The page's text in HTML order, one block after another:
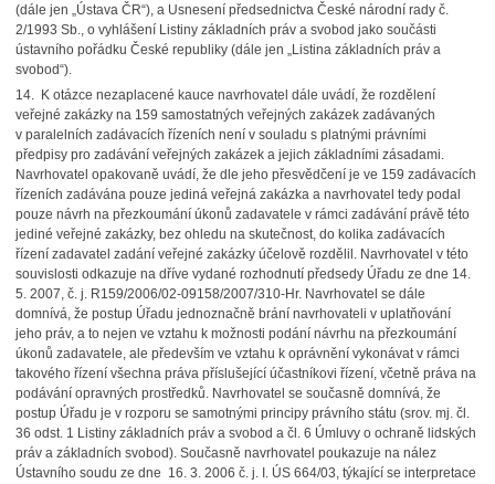
(dále jen „Ústava ČR“), a Usnesení předsednictva České národní rady č.
2/1993 Sb., o vyhlášení Listiny základních práv a svobod jako součásti
ústavního pořádku České republiky (dále jen „Listina základních práv a
svobod“).
14. K otázce nezaplacené kauce navrhovatel dále uvádí, že rozdělení
veřejné zakázky na 159 samostatných veřejných zakázek zadávaných
v paralelních zadávacích řízeních není v souladu s platnými právními
předpisy pro zadávání veřejných zakázek a jejich základními zásadami.
Navrhovatel opakovaně uvádí, že dle jeho přesvědčení je ve 159 zadávacích
řízeních zadávána pouze jediná veřejná zakázka a navrhovatel tedy podal
pouze návrh na přezkoumání úkonů zadavatele v rámci zadávání právě této
jediné veřejné zakázky, bez ohledu na skutečnost, do kolika zadávacích
řízení zadavatel zadání veřejné zakázky účelově rozdělil. Navrhovatel v této
souvislosti odkazuje na dříve vydané rozhodnutí předsedy Úřadu ze dne 14.
5. 2007, č. j. R159/2006/02-09158/2007/310-Hr. Navrhovatel se dále
domnívá, že postup Úřadu jednoznačně brání navrhovateli v uplatňování
jeho práv, a to nejen ve vztahu k možnosti podání návrhu na přezkoumání
úkonů zadavatele, ale především ve vztahu k oprávnění vykonávat v rámci
takového řízení všechna práva příslušející účastníkovi řízení, včetně práva na
podávání opravných prostředků. Navrhovatel se současně domnívá, že
postup Úřadu je v rozporu se samotnými principy právního státu (srov. mj. čl.
36 odst. 1 Listiny základních práv a svobod a čl. 6 Úmluvy o ochraně lidských
práv a základních svobod). Současně navrhovatel poukazuje na nález
Ústavního soudu ze dne 16. 3. 2006 č. j. I. ÚS 664/03, týkající se interpretace